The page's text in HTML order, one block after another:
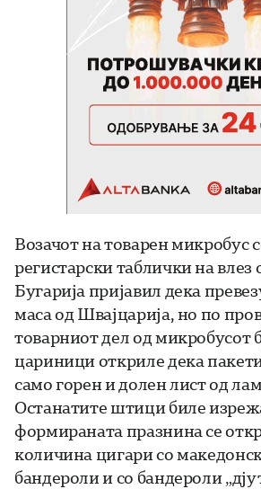
Возачот на товарен микробус
регистарски таблички на влез
Бугарија пријавил дека
маса од Швајцарија, но по
товарниот дел од микробусот
цариници откриле дека
само горен и долен лист од
Останатите штици биле
формираната празнина се
количина цигари со
бандероли и со бандероли